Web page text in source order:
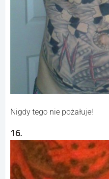
Nigdy tego nie pożałuje!
16.